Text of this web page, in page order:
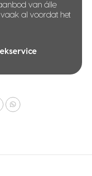
van álle
al voordat het